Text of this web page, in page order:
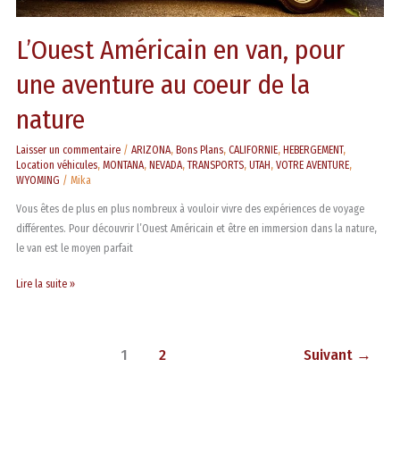
L’Ouest Américain en van, pour
une aventure au coeur de la
nature
Laisser un commentaire /ARIZONA,Bons Plans,CALIFORNIE,HEBERGEMENT,
Location véhicules,MONTANA,NEVADA,TRANSPORTS,UTAH,VOTRE AVENTURE,
WYOMING /Mika
Vous êtes de plus en plus nombreux à vouloir vivre des expériences de voyage
différentes. Pour découvrir l’Ouest Américain et être en immersion dans la nature,
le van est le moyen parfait
Lire la suite »
1 2 Suivant →